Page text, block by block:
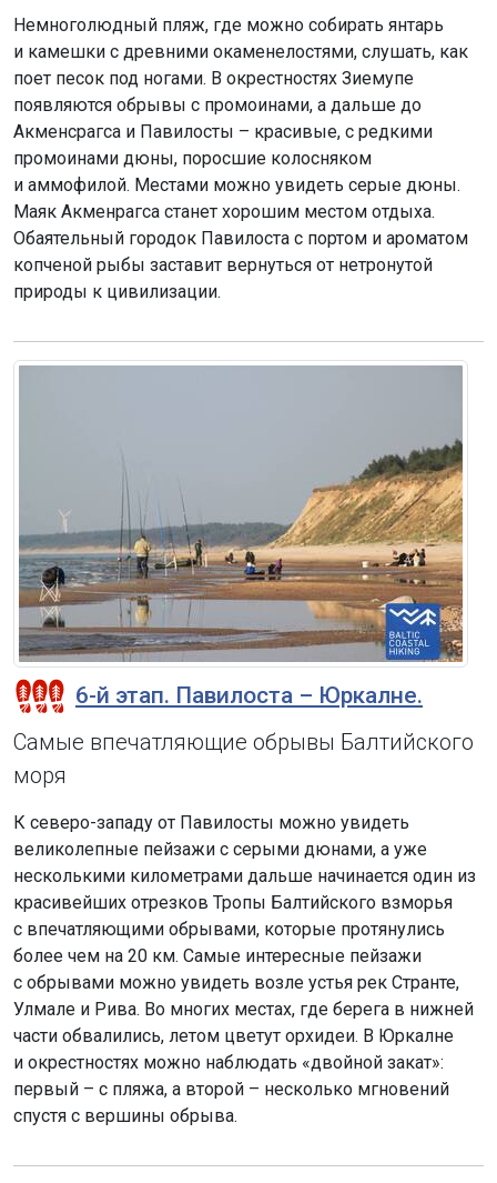
Немноголюдный пляж, где можно собирать янтарь
и камешки с древними окаменелостями, слушать, как
поет песок под ногами. В окрестностях Зиемупе
появляются обрывы с промоинами, а дальше до
Акменсрагса и Павилосты – красивые, с редкими
промоинами дюны, поросшие колосняком
и аммофилой. Местами можно увидеть серые дюны.
Маяк Акменрагса станет хорошим местом отдыха.
Обаятельный городок Павилоста с портом и ароматом
копченой рыбы заставит вернуться от нетронутой
природы к цивилизации.
6-й этап. Павилоста – Юркалне.
Самые впечатляющие обрывы Балтийского
моря
К северо-западу от Павилосты можно увидеть
великолепные пейзажи с серыми дюнами, а уже
несколькими километрами дальше начинается один из
красивейших отрезков Тропы Балтийского взморья
с впечатляющими обрывами, которые протянулись
более чем на 20 км. Самые интересные пейзажи
с обрывами можно увидеть возле устья рек Странте,
Улмале и Рива. Во многих местах, где берега в нижней
части обвалились, летом цветут орхидеи. В Юркалне
и окрестностях можно наблюдать «двойной закат»:
первый – с пляжа, а второй – несколько мгновений
спустя с вершины обрыва.